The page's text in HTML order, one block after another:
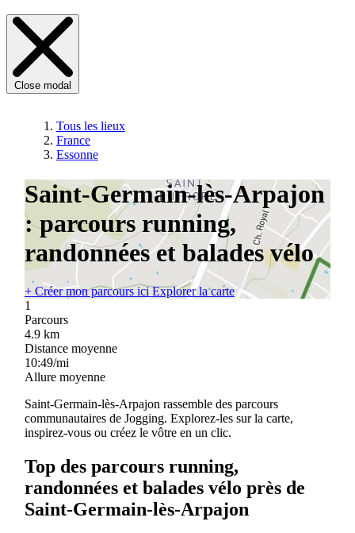
Close modal
Tous les lieux
France
Essonne
Saint-Germain-lès-Arpajon
: parcours running,
randonnées et balades vélo
+Créer mon parcours iciExplorer la carte
1
Parcours
4.9 km
Distance moyenne
10:49/mi
Allure moyenne
Saint-Germain-lès-Arpajon rassemble des parcours
communautaires de Jogging. Explorez-les sur la carte,
inspirez-vous ou créez le vôtre en un clic.
Top des parcours running,
randonnées et balades vélo près de
Saint-Germain-lès-Arpajon